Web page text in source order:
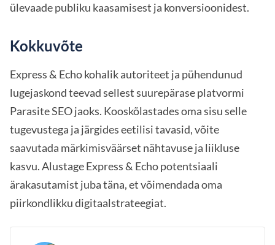
ülevaade publiku kaasamisest ja konversioonidest.
Kokkuvõte
Express & Echo kohalik autoriteet ja pühendunud
lugejaskond teevad sellest suurepärase platvormi
Parasite SEO jaoks. Kooskõlastades oma sisu selle
tugevustega ja järgides eetilisi tavasid, võite
saavutada märkimisväärset nähtavuse ja liikluse
kasvu. Alustage Express & Echo potentsiaali
ärakasutamist juba täna, et võimendada oma
piirkondlikku digitaalstrateegiat.